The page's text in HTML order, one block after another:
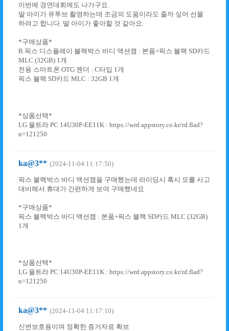
이번에 경연대회에도 나가구요.
딸 아이가 유투브 촬영하는데 조금의 도움이라도 줄까 싶어 선물
하려고 합니다. 딸 아이가 좋아할 것 같아요.
*구매상품*
B.픽스 디스플레이 블랙박스 바디 액션캠 : 본품+픽스 블랙 SD카드
MLC (32GB) 1개
전용 스마트폰 OTG 젠더 : C타입 1개
픽스 블랙 SD카드 MLC : 32GB 1개
*상품선택*
LG 울트라 PC 14U30P-EE11K : https://wrd.appstory.co.kr/rd.flad?
n=121250
ka@3** (2024-11-04 11:17:50)
픽스 블랙박스 바디 액션캠을 구매했는데 라이딩시 혹시 모를 사고
대비해서 휴대가 간편하게 보여 구매했네요
*구매상품*
픽스 블랙박스 바디 액션캠 : 본품+픽스 블랙 SD카드 MLC (32GB)
1개
*상품선택*
LG 울트라 PC 14U30P-EE11K : https://wrd.appstory.co.kr/rd.flad?
n=121250
ka@3** (2024-11-04 11:17:10)
신변보호용이며 정확한 증거자료 확보